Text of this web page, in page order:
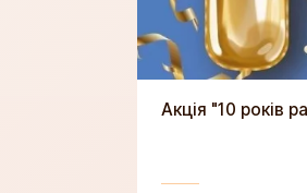
Акція "10 років